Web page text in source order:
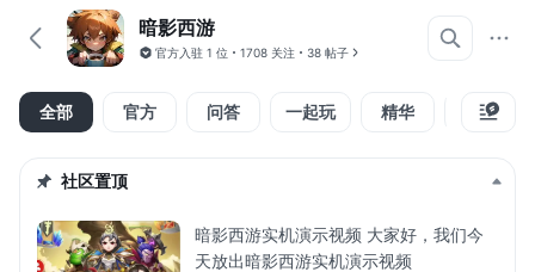
暗影西游
官方入驻 1 位 1708 关注 38 帖子
全部 官方 问答 一起玩 精华 视频
社区置顶
暗影西游实机演示视频 大家好，我们今
天放出暗影西游实机演示视频